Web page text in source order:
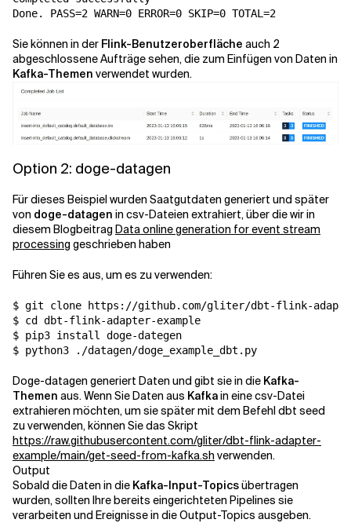
Done. PASS=2 WARN=0 ERROR=0 SKIP=0 TOTAL=2
Sie können in der Flink-Benutzeroberfläche auch 2
abgeschlossene Aufträge sehen, die zum Einfügen von Daten in
Kafka-Themen verwendet wurden.
Option 2: doge-datagen
Für dieses Beispiel wurden Saatgutdaten generiert und später
von doge-datagen in csv-Dateien extrahiert, über die wir in
diesem Blogbeitrag Data online generation for event stream
processing geschrieben haben
Führen Sie es aus, um es zu verwenden:
$ git clone https://github.com/gliter/dbt-flink-
$ cd dbt-flink-adapter-example
$ pip3 install doge-dategen
$ python3 ./datagen/doge_example_dbt.py
Doge-datagen generiert Daten und gibt sie in die Kafka-
Themen aus. Wenn Sie Daten aus Kafkain eine csv-Datei
extrahieren möchten, um sie später mit dem Befehl dbt seed
zu verwenden, können Sie das Skript
https://raw.githubusercontent.com/gliter/dbt-flink-adapter-
example/main/get-seed-from-kafka.sh verwenden.
Output
Sobald die Daten in die Kafka-Input-Topicsübertragen
wurden, sollten Ihre bereits eingerichteten Pipelines sie
verarbeiten und Ereignisse in die Output-Topics ausgeben.